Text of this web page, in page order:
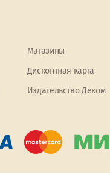
Магазины
Дисконтная карта
Издательство Деком